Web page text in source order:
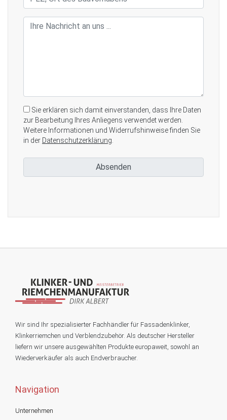
Sie erklären sich damit einverstanden, dass Ihre Daten
zur Bearbeitung Ihres Anliegens verwendet werden.
Weitere Informationen und Widerrufshinweise finden Sie
in der Datenschutzerklärung
Wir sind Ihr spezialisierter Fachhändler für Fassadenklinker,
Klinkerriemchen und Verblendzubehör. Als deutscher Hersteller
liefern wir unsere ausgewählten Produkte europaweit, sowohl an
Wiederverkäufer als auch Endverbraucher.
Navigation
Unternehmen